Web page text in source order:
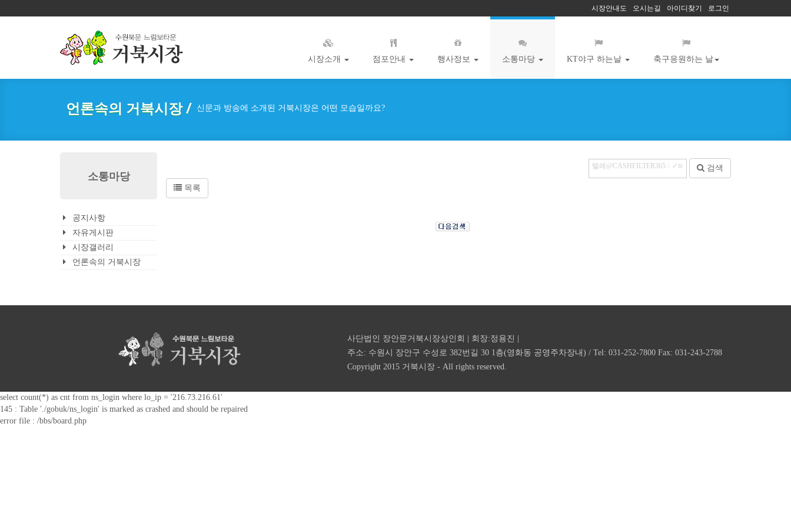
시장안내도 오시는길 아이디찾기 로그인
시장소개 점포안내 행사정보 소통마당 KT야구 하는날 축구응원하는 날
언론속의 거북시장 / 신문과 방송에 소개된 거북시장은 어떤 모습일까요?
소통마당
공지사항
자유게시판
시장갤러리
언론속의 거북시장
검색
목록
사단법인 장안문거북시장상인회 | 회장:정용진 |
주소: 수원시 장안구 수성로 382번길 30 1층(영화동 공영주차장내) / Tel: 031-252-7800 Fax: 031-243-2788
Copyright 2015 거북시장 - All rights reserved.
select count(*) as cnt from ns_login where lo_ip = '216.73.216.61'
145 : Table './gobuk/ns_login' is marked as crashed and should be repaired
error file : /bbs/board.php